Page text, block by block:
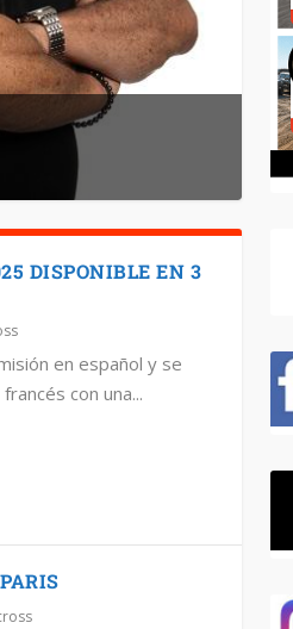
DISPONIBLE EN 3
en español y se
con una...